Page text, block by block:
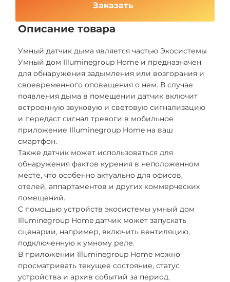
Заказать
Описание товара
Умный датчик дыма является частью Экосистемы
Умный дом Illuminegroup Home и предназначен
для обнаружения задымления или возгорания и
своевременного оповещения о нем. В случае
появления дыма в помещении датчик включит
встроенную звуковую и световую сигнализацию
и передаст сигнал тревоги в мобильное
приложение Illuminegroup Home на ваш
смартфон.
Также датчик может использоваться для
обнаружения фактов курения в неположенном
месте, что особенно актуально для офисов,
отелей, аппартаментов и других коммерческих
помещений.
С помощью устройств экосистемы умный дом
Illuminegroup Home датчик может запускать
сценарии, например, включить вентиляцию,
подключенную к умному реле.
В приложении Illuminegroup Home можно
просматривать текущее состояние, статус
устройства и архив событий за период.